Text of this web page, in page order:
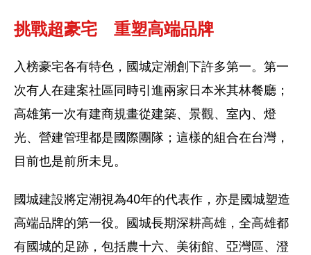
挑戰超豪宅　重塑高端品牌
入榜豪宅各有特色，國城定潮創下許多第一。第一
次有人在建案社區同時引進兩家日本米其林餐廳；
高雄第一次有建商規畫從建築、景觀、室內、燈
光、營建管理都是國際團隊；這樣的組合在台灣，
目前也是前所未見。
國城建設將定潮視為40年的代表作，亦是國城塑造
高端品牌的第一役。國城長期深耕高雄，全高雄都
有國城的足跡，包括農十六、美術館、亞灣區、澄